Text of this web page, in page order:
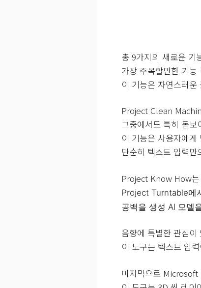
총 9가지의 새로운 기
가장 주목할만한 기
이 기능은 자연스러
Project Clean
그중에서도 특히 돋
이 기능은 사용자에
단순히 텍스트 입력만
Project Know How는
Project Turntable에
공백을 생성 AI 모델
음향에 특별한 관심
이 도구는 텍스트 입
마지막으로